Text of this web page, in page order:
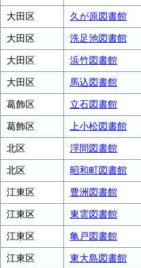
大田区 久が原図書館
大田区 洗足池図書館
大田区 浜竹図書館
大田区 馬込図書館
葛飾区 立石図書館
葛飾区 上小松図書館
北区 浮間図書館
北区 昭和町図書館
江東区 豊洲図書館
江東区 東雲図書館
江東区 亀戸図書館
江東区 東大島図書館